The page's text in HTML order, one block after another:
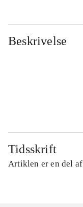
Beskrivelse
Tidsskrift
Artiklen er en del af